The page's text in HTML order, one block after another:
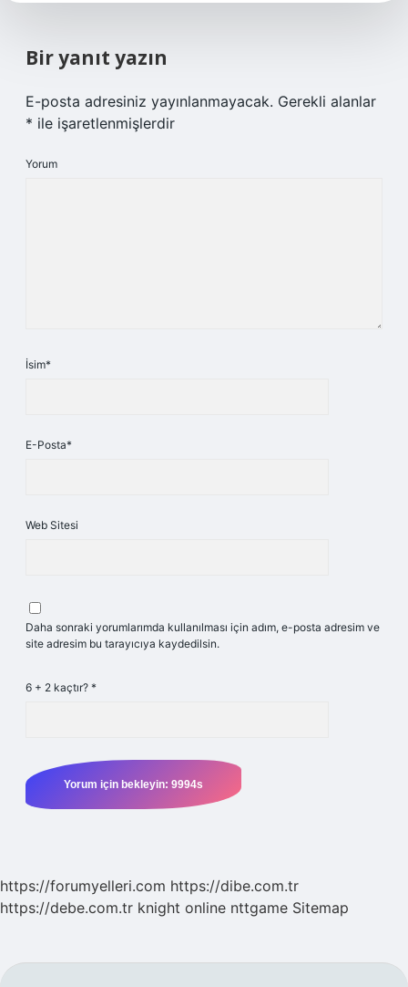
Bir yanıt yazın
E-posta adresiniz yayınlanmayacak. Gerekli alanlar
* ile işaretlenmişlerdir
Yorum
İsim*
E-Posta*
Web Sitesi
Daha sonraki yorumlarımda kullanılması için adım, e-posta adresim ve
site adresim bu tarayıcıya kaydedilsin.
6 + 2 kaçtır? *
https://forumyelleri.com https://dibe.com.tr
https://debe.com.tr knight online nttgame Sitemap